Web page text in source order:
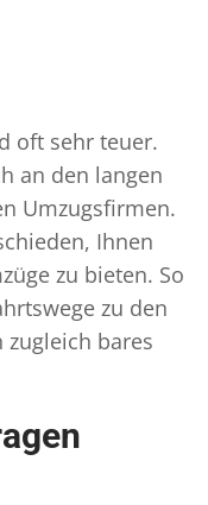
oft sehr teuer.
an den langen
Umzugsfirmen.
Ihnen
zu bieten. So
zu den
zugleich bares